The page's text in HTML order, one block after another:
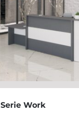
Serie Work